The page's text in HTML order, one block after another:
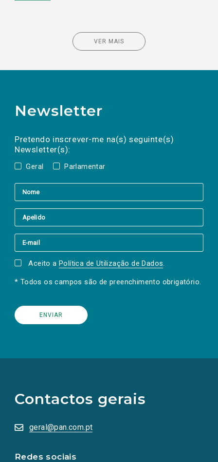
VER MAIS
Newsletter
Pretendo inscrever-me na(s) seguinte(s)
Newsletter(s):
Geral Parlamentar
a(s) newsletter(s).
mail
Aceito a Política de Utilização de Dados.
* Todos os campos são de preenchimento obrigatório.
Contactos gerais
geral@pan.com.pt
Redes sociais
redes
sociais
numa
nova